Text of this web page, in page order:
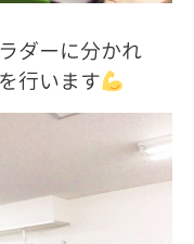
ダーに分かれ
行います